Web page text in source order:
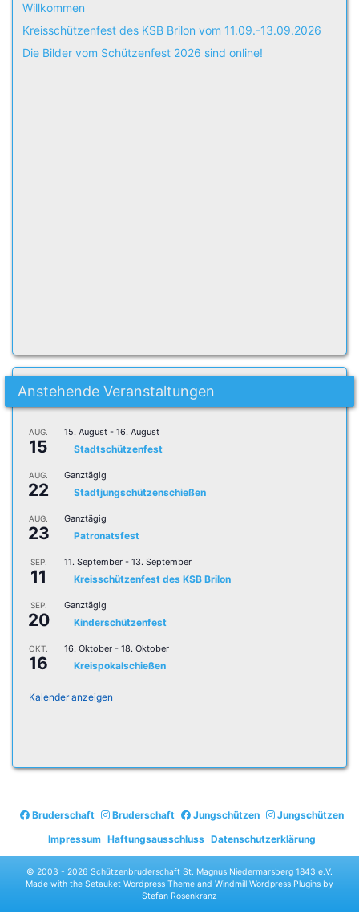
Willkommen
Kreisschützenfest des KSB Brilon vom 11.09.-13.09.2026
Die Bilder vom Schützenfest 2026 sind online!
Anstehende Veranstaltungen
AUG.
15
15. August - 16. August
Stadtschützenfest
AUG.
22
Ganztägig
Stadtjungschützenschießen
AUG.
23
Ganztägig
Patronatsfest
SEP.
11
11. September - 13. September
Kreisschützenfest des KSB Brilon
SEP.
20
Ganztägig
Kinderschützenfest
OKT.
16
16. Oktober - 18. Oktober
Kreispokalschießen
Kalender anzeigen
Bruderschaft Bruderschaft Jungschützen
Jungschützen
Impressum Haftungsausschluss Datenschutzerklärung
© 2003 - 2026 Schützenbruderschaft St. Magnus Niedermarsberg 1843 e.V.
Made with the Setauket Wordpress Theme and Windmill Wordpress Plugins by
Stefan Rosenkranz